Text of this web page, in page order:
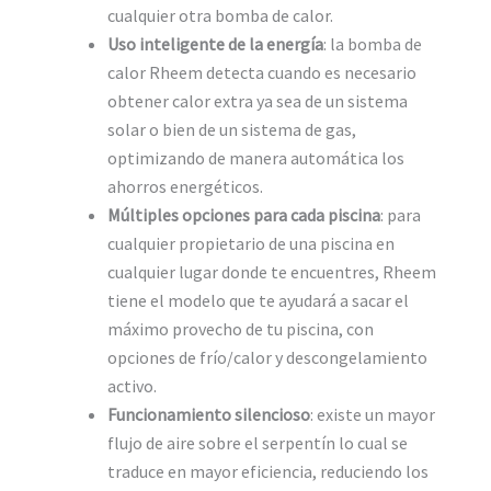
cualquier otra bomba de calor.
Uso inteligente de la energía: la bomba de
calor Rheem detecta cuando es necesario
obtener calor extra ya sea de un sistema
solar o bien de un sistema de gas,
optimizando de manera automática los
ahorros energéticos.
Múltiples opciones para cada piscina: para
cualquier propietario de una piscina en
cualquier lugar donde te encuentres, Rheem
tiene el modelo que te ayudará a sacar el
máximo provecho de tu piscina, con
opciones de frío/calor y descongelamiento
activo.
Funcionamiento silencioso: existe un mayor
flujo de aire sobre el serpentín lo cual se
traduce en mayor eficiencia, reduciendo los